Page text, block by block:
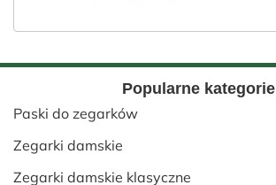
Popularne kategorie
Paski do zegarków
Zegarki damskie
Zegarki damskie klasyczne